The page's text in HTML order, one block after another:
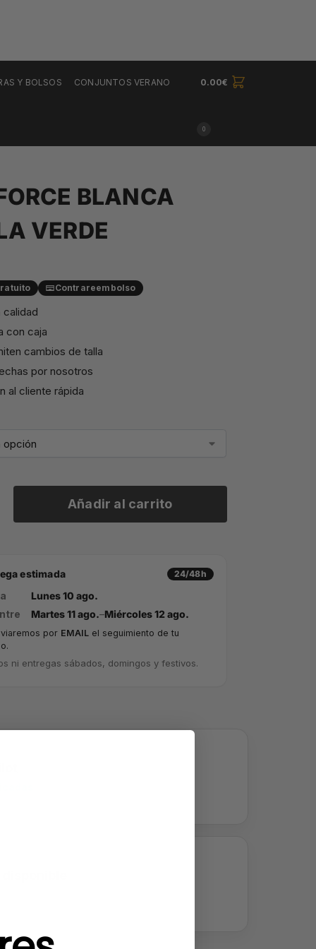
Y BOLSOS CONJUNTOS VERANO 0.00€
0
BLANCA
VERDE
Contrareembolso
calidad
con caja
cambios de talla
por nosotros
al cliente rápida
Añadir al carrito
estimada 24/48h
Lunes 10 ago.
Martes 11 ago.–Miércoles 12 ago.
por EMAIL el seguimiento de tu
ni entregas sábados, domingos y festivos.